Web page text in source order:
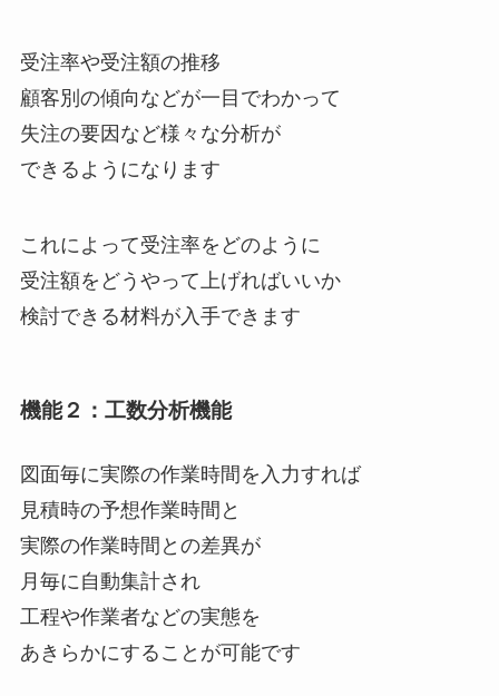
受注率や受注額の推移
顧客別の傾向などが一目でわかって
失注の要因など様々な分析が
できるようになります
これによって受注率をどのように
受注額をどうやって上げればいいか
検討できる材料が入手できます
機能２：工数分析機能
図面毎に実際の作業時間を入力すれば
見積時の予想作業時間と
実際の作業時間との差異が
月毎に自動集計され
工程や作業者などの実態を
あきらかにすることが可能です